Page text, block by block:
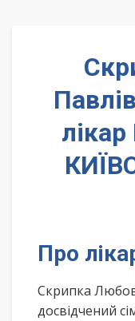
Про
Скрипка
досвідчений